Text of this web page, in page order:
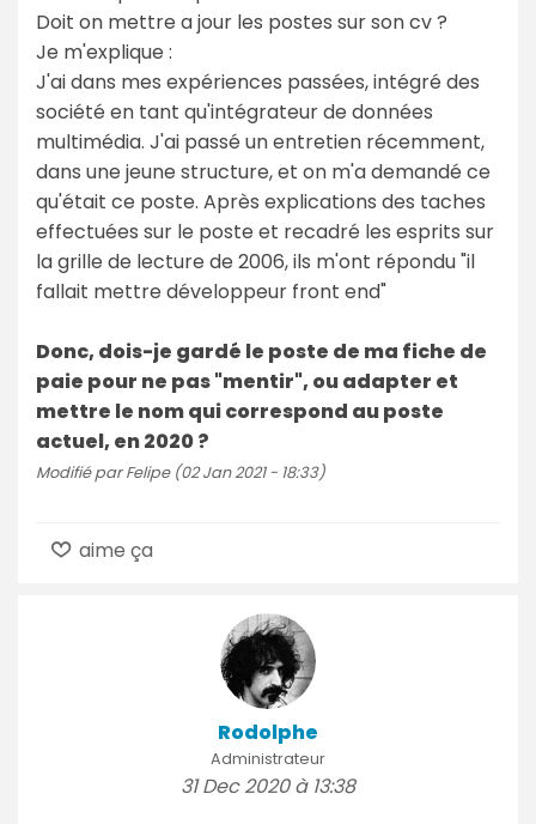
Doit on mettre a jour les postes sur son cv ?
Je m'explique :
J'ai dans mes expériences passées, intégré des
société en tant qu'intégrateur de données
multimédia. J'ai passé un entretien récemment,
dans une jeune structure, et on m'a demandé ce
qu'était ce poste. Après explications des taches
effectuées sur le poste et recadré les esprits sur
la grille de lecture de 2006, ils m'ont répondu "il
fallait mettre développeur front end"
Donc, dois-je gardé le poste de ma fiche de
paie pour ne pas "mentir", ou adapter et
mettre le nom qui correspond au poste
actuel, en 2020 ?
Modifié par Felipe (02 Jan 2021 - 18:33)
aime ça
Rodolphe
Administrateur
31 Dec 2020 à 13:38